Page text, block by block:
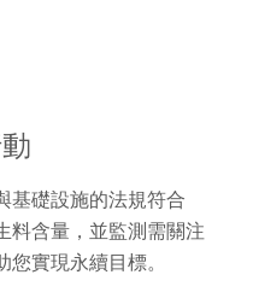
基礎設施的法規符合
料含量，並監測需關注
實現永續目標。